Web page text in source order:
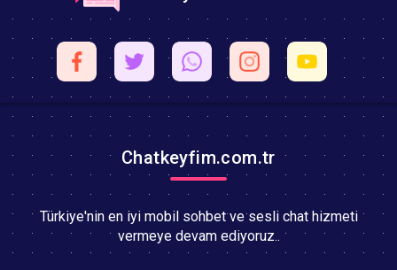
Chatkeyfim.com.tr
Türkiye'nin en iyi mobil sohbet ve sesli chat hizmeti
vermeye devam ediyoruz..